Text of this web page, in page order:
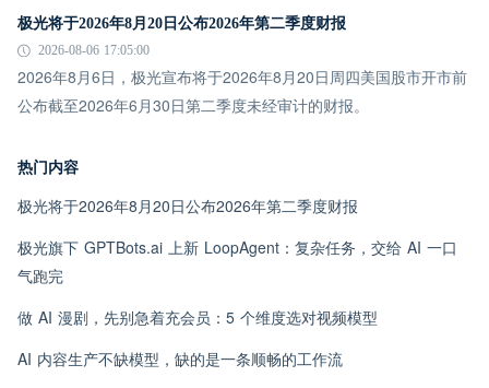
极光将于2026年8月20日公布2026年第二季度财报
2026-08-06 17:05:00
2026年8月6日，极光宣布将于2026年8月20日周四美国股市开市前
公布截至2026年6月30日第二季度未经审计的财报。
热门内容
极光将于2026年8月20日公布2026年第二季度财报
极光旗下 GPTBots.ai 上新 LoopAgent：复杂任务，交给 AI 一口
气跑完
做 AI 漫剧，先别急着充会员：5 个维度选对视频模型
AI 内容生产不缺模型，缺的是一条顺畅的工作流